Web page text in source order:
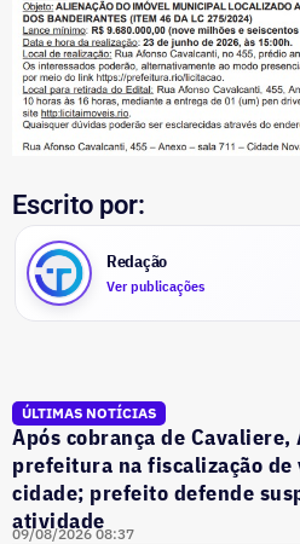
Escrito por:
Redação
Ver publicações
ÚLTIMAS NOTÍCIAS
Após cobrança de
prefeitura na fiscalização de
cidade; prefeito defende
atividade
09/08/2026 08:37